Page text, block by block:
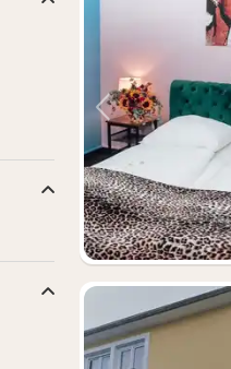
Vorige foto